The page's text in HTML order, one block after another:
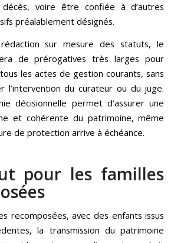
voire être confiée à d’autres
préalablement désignés.
sur mesure des statuts, le
de prérogatives très larges pour
les actes de gestion courants, sans
l’intervention du curateur ou du juge.
décisionnelle permet d’assurer une
et cohérente du patrimoine, même
de protection arrive à échéance.
pour les familles
recomposées, avec des enfants issus
la transmission du patrimoine